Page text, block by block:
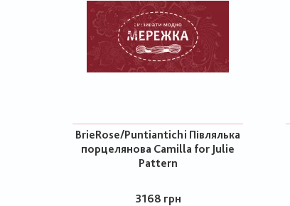
BrieRose/Puntiantichi Півлялька
порцелянова Camilla for Julie
Pattern
3168 грн